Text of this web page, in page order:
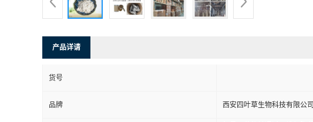
产品详请
货号
品牌 西安四叶草生物科技有限公司